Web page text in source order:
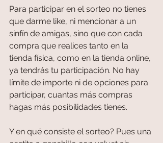
Para participar en el sorteo no tienes
que darme like, ni mencionar a un
sinfín de amigas, sino que con cada
compra que realices tanto en la
tienda física, como en la tienda online,
ya tendrás tu participación. No hay
límite de importe ni de opciones para
participar, cuantas más compras
hagas más posibilidades tienes.
Y en qué consiste el sorteo? Pues una